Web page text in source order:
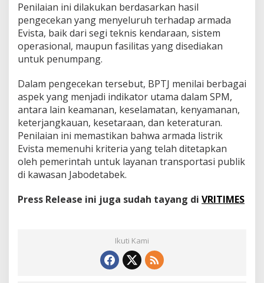
Penilaian ini dilakukan berdasarkan hasil
pengecekan yang menyeluruh terhadap armada
Evista, baik dari segi teknis kendaraan, sistem
operasional, maupun fasilitas yang disediakan
untuk penumpang.
Dalam pengecekan tersebut, BPTJ menilai berbagai
aspek yang menjadi indikator utama dalam SPM,
antara lain keamanan, keselamatan, kenyamanan,
keterjangkauan, kesetaraan, dan keteraturan.
Penilaian ini memastikan bahwa armada listrik
Evista memenuhi kriteria yang telah ditetapkan
oleh pemerintah untuk layanan transportasi publik
di kawasan Jabodetabek.
Press Release ini juga sudah tayang di VRITIMES
Ikuti Kami